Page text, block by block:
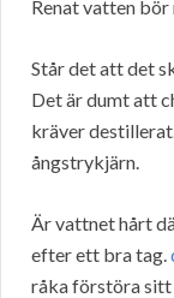
Renat vatten bör
Står det att det
Det är dumt att
kräver
ångstrykjärn.
Är vattnet hårt
efter ett bra tag.
råka förstöra sitt